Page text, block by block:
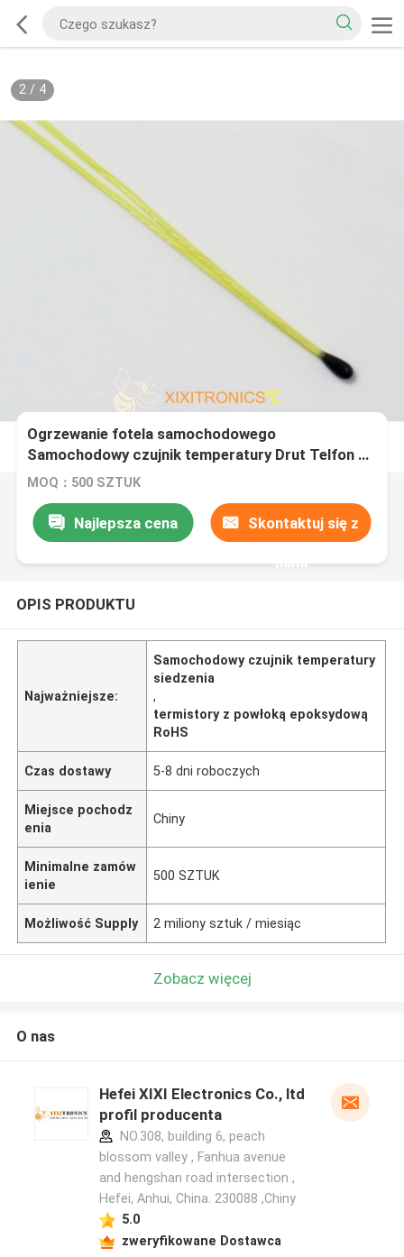
2/ 4
Ogrzewanie fotela samochodowego
Samochodowy czujnik temperatury Drut Telfon z
powłoką epoksydową Termistory serii MF5A-5
MOQ：500 SZTUK
Najlepsza cena Skontaktuj się z
nami
OPIS PRODUKTU
Najważniejsze:
Samochodowy czujnik temperatury
siedzenia
,
termistory z powłoką epoksydową
RoHS
Czas dostawy 5-8 dni roboczych
Miejsce pochodz
enia
Chiny
Minimalne zamów
ienie
500 SZTUK
Możliwość Supply 2 miliony sztuk / miesiąc
Zobacz więcej
O nas
Hefei XIXI Electronics Co., ltd
profil producenta
NO.308, building 6, peach
blossom valley , Fanhua avenue
and hengshan road intersection ,
Hefei, Anhui, China. 230088 ,Chiny
5.0
zweryfikowane Dostawca